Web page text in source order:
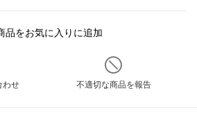
品をお気に入りに追加
わせ 不適切な商品を報告